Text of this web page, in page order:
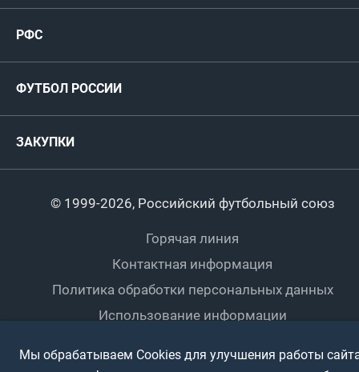
Футзал
Титулы и трофеи
Международные
Турниры клубов
РФС
Регионы
ФУТБОЛ РОССИИ
Пляжный
Футбольное двоеборье
Интерактивный
Любители
Спортшколы
Дети
Ветераны
Спортсмены с ОВЗ
ЗАКУПКИ
© 1999-2026, Российский футбольный союз
Горячая линия
Контактная информация
Политика обработки персональных данных
Использование информации
Мы обрабатываем Cookies для улучшения работы